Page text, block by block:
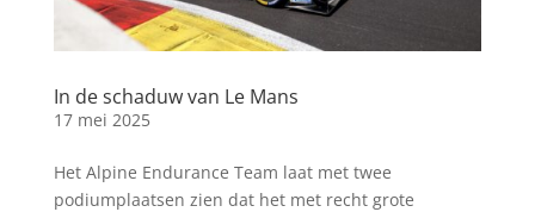
In de schaduw van Le Mans
17 mei 2025
Het Alpine Endurance Team laat met twee
podiumplaatsen zien dat het met recht grote